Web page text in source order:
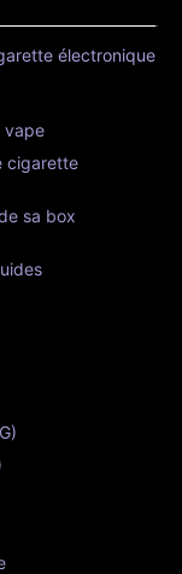
électronique
vape
cigarette
sa box